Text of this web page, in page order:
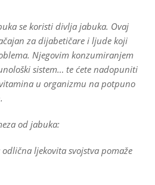
se koristi divlja jabuka. Ovaj
za dijabetičare i ljude koji
Njegovim konzumiranjem
sistem… te ćete nadopuniti
u organizmu na potpuno
od jabuka:
ljekovita svojstva pomaže